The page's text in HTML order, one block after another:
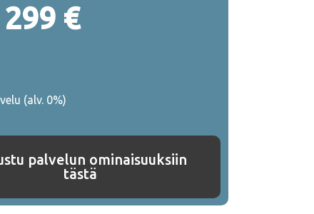
€
(alv. 0%)
palvelun ominaisuuksiin
tästä